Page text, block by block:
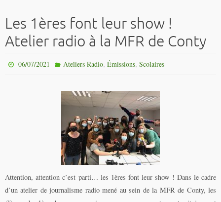
Les 1ères font leur show !
Atelier radio à la MFR de Conty
06/07/2021 Ateliers Radio, Émissions, Scolaires
Attention, attention c’est parti… les 1ères font leur show ! Dans le cadre
d’un atelier de journalisme radio mené au sein de la MFR de Conty, les